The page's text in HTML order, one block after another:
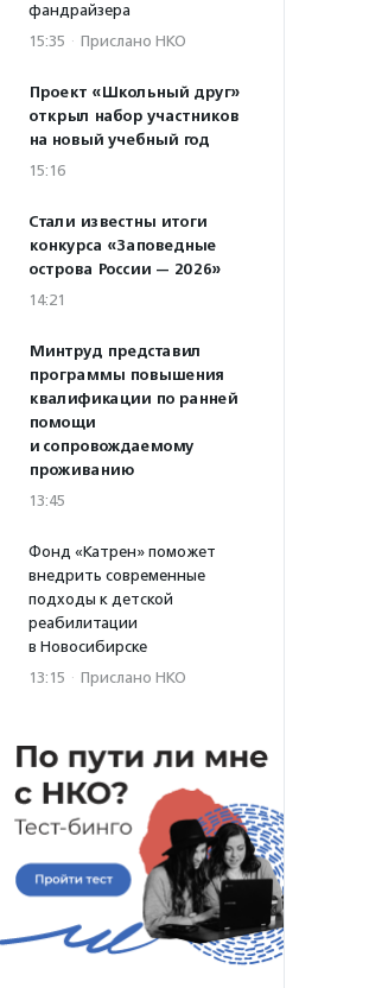
фандрайзера
15:35 · Прислано НКО
Проект «Школьный друг»
открыл набор участников
на новый учебный год
15:16
Стали известны итоги
конкурса «Заповедные
острова России — 2026»
14:21
Минтруд представил
программы повышения
квалификации по ранней
помощи
и сопровождаемому
проживанию
13:45
Фонд «Катрен» поможет
внедрить современные
подходы к детской
реабилитации
в Новосибирске
13:15 · Прислано НКО